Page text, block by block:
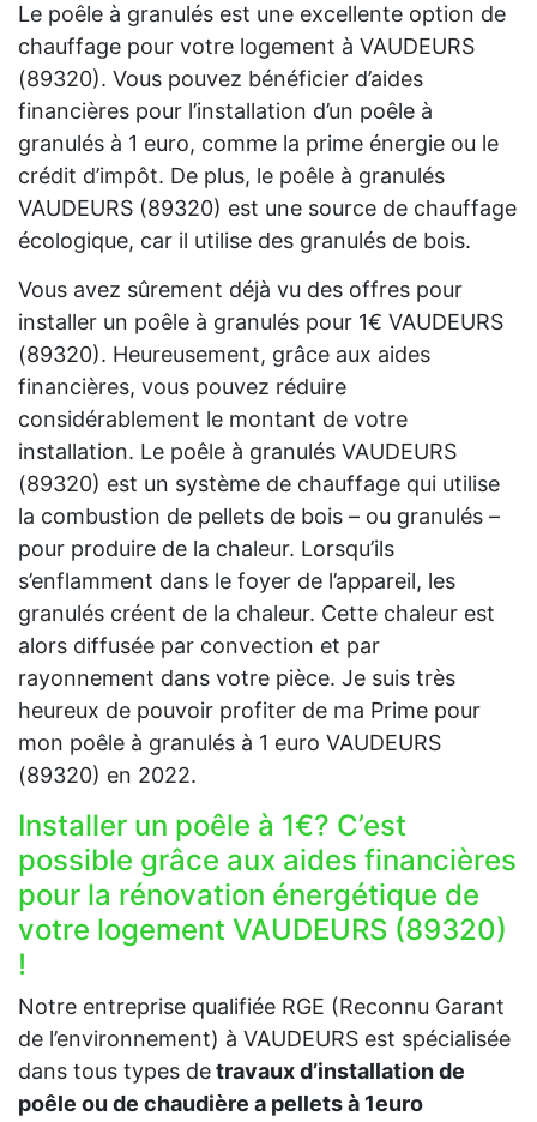
Le poêle à granulés est une excellente option de
chauffage pour votre logement à VAUDEURS
(89320). Vous pouvez bénéficier d’aides
financières pour l’installation d’un poêle à
granulés à 1 euro, comme la prime énergie ou le
crédit d’impôt. De plus, le poêle à granulés
VAUDEURS (89320) est une source de chauffage
écologique, car il utilise des granulés de bois.
Vous avez sûrement déjà vu des offres pour
installer un poêle à granulés pour 1€ VAUDEURS
(89320). Heureusement, grâce aux aides
financières, vous pouvez réduire
considérablement le montant de votre
installation. Le poêle à granulés VAUDEURS
(89320) est un système de chauffage qui utilise
la combustion de pellets de bois – ou granulés –
pour produire de la chaleur. Lorsqu’ils
s’enflamment dans le foyer de l’appareil, les
granulés créent de la chaleur. Cette chaleur est
alors diffusée par convection et par
rayonnement dans votre pièce. Je suis très
heureux de pouvoir profiter de ma Prime pour
mon poêle à granulés à 1 euro VAUDEURS
(89320) en 2022.
Installer un poêle à 1€? C’est
possible grâce aux aides financières
pour la rénovation énergétique de
votre logement VAUDEURS (89320)
!
Notre entreprise qualifiée RGE (Reconnu Garant
de l’environnement) à VAUDEURS est spécialisée
dans tous types detravaux d’installation de
poêle ou de chaudière a pellets à 1euro